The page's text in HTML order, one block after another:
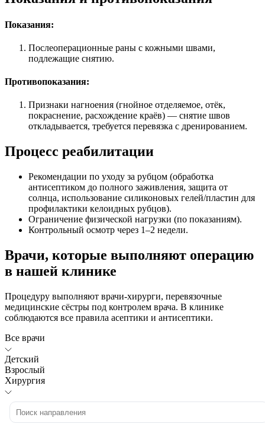
Показания:
Послеоперационные раны с кожными швами,
подлежащие снятию.
Противопоказания:
Признаки нагноения (гнойное отделяемое, отёк,
покраснение, расхождение краёв) — снятие швов
откладывается, требуется перевязка с дренированием.
Процесс реабилитации
Рекомендации по уходу за рубцом (обработка
антисептиком до полного заживления, защита от
солнца, использование силиконовых гелей/пластин для
профилактики келоидных рубцов).
Ограничение физической нагрузки (по показаниям).
Контрольный осмотр через 1–2 недели.
Врачи, которые выполняют операцию
в нашей клинике
Процедуру выполняют врачи-хирурги, перевязочные
медицинские сёстры под контролем врача. В клинике
соблюдаются все правила асептики и антисептики.
Все врачи
Детский
Взрослый
Хирургия